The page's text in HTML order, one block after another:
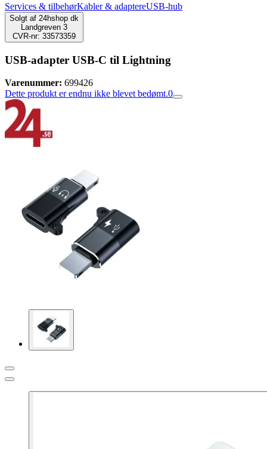
Services & tilbehørKabler & adaptereUSB-hub
Solgt af 24hshop dk
Landgreven 3
CVR-nr: 33573359
USB-adapter USB-C til Lightning
Varenummer: 699426
Dette produkt er endnu ikke blevet bedømt.0